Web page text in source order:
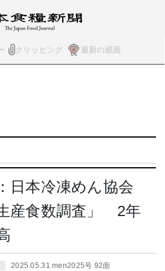
クリッピング 最新の紙面
日本冷凍めん協会
産食数調査」 2年
2025.05.31 men2025号 92面